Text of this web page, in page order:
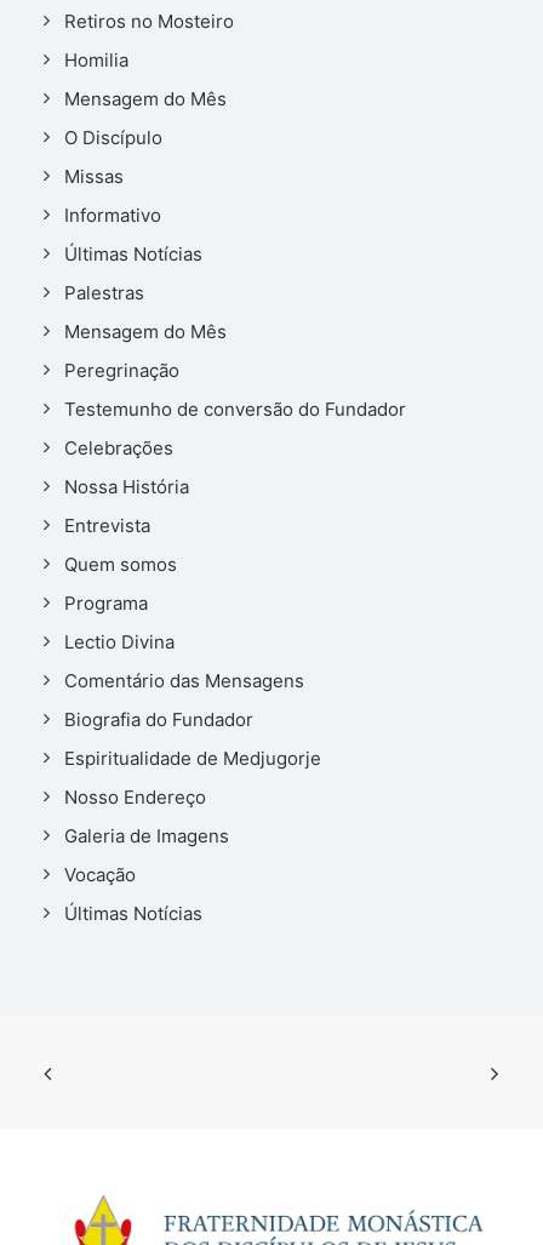
Retiros no Mosteiro
Homilia
Mensagem do Mês
O Discípulo
Missas
Informativo
Últimas Notícias
Palestras
Mensagem do Mês
Peregrinação
Testemunho de conversão do Fundador
Celebrações
Nossa História
Entrevista
Quem somos
Programa
Lectio Divina
Comentário das Mensagens
Biografia do Fundador
Espiritualidade de Medjugorje
Nosso Endereço
Galeria de Imagens
Vocação
Últimas Notícias